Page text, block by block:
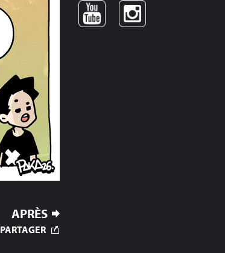
APRÈS
PARTAGER